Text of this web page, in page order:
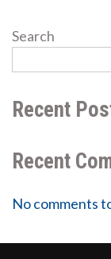
Search
Recent
Recent
No comments